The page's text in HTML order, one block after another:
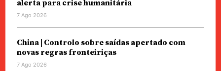
alerta para crise humanitária
7 Ago 2026
China | Controlo sobre saídas apertado com
novas regras fronteiriças
7 Ago 2026